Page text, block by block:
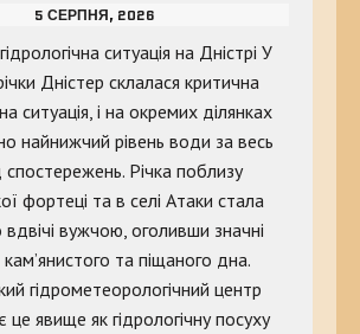
5 СЕРПНЯ, 2026
ситуація на Дністрі У
Дністер склалася критична
ситуація, і на окремих ділянках
найнижчий рівень води за весь
спостережень. Річка поблизу
фортеці та в селі Атаки стала
вдвічі вужчою, оголивши значні
кам’янистого та піщаного дна.
гідрометеорологічний центр
це явище як гідрологічну посуху